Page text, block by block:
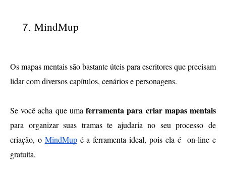
MindMup
Os mapas mentais são bastante úteis para escritores que precisam
lidar com diversos capítulos, cenários e personagens.
Se você acha que uma ferramenta para criar mapas mentais
para organizar suas tramas te ajudaria no seu processo de
criação, o MindMup é a ferramenta ideal, pois ela é  on-line e
gratuita.